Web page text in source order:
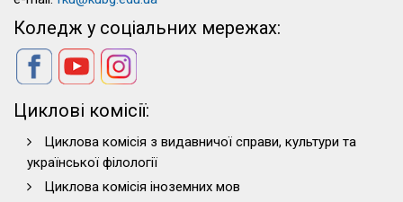
Коледж у соціальних мережах:
Циклові комісії:
Циклова комісія з видавничої справи, культури та
української філології
Циклова комісія іноземних мов